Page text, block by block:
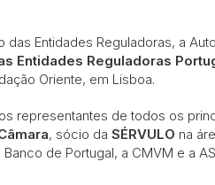
das Entidades Reguladoras, a
Entidades Reguladoras
Oriente, em Lisboa.
representantes de todos os
, sócio da SÉRVULO na
de Portugal, a CMVM e a